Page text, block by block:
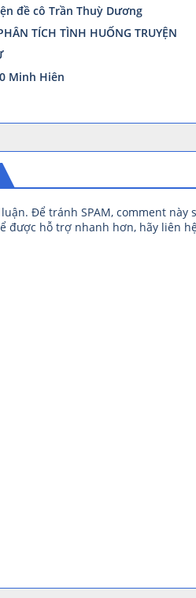
đề cô Trần Thuỳ Dương
TÍCH TÌNH HUỐNG TRUYỆN
Minh Hiên
Để tránh SPAM, comment
được hỗ trợ nhanh hơn, hãy liên